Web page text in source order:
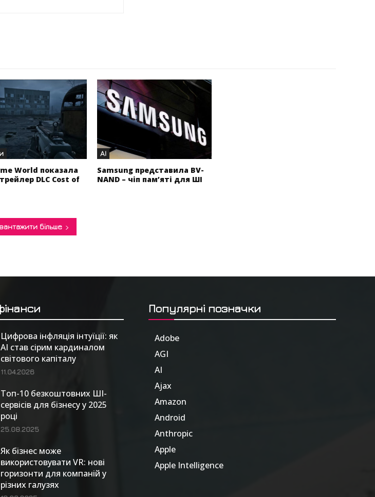
World показала
DLC Cost of
AI
Samsung представила BV-
NAND – чіп пам’яті для ШІ
більше
Цифрова інфляція інтуїції: як
AI став сірим кардиналом
світового капіталу
11.04.2026
Топ-10 безкоштовних ШІ-
сервісів для бізнесу у 2025
році
25.08.2025
Як бізнес може
використовувати VR: нові
горизонти для компаній у
різних галузях
Популярні позначки
Adobe
AGI
AI
Ajax
Amazon
Android
Anthropic
Apple
Apple Intelligence